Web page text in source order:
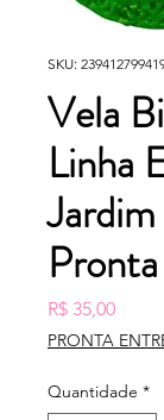
SKU:
Vela
Linha
R$ 35,00Preço
PRONTA
Quantidade *